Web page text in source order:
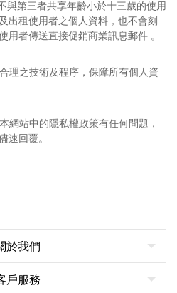
與第三者共享年齡小於十三歲的使用
出租使用者之個人資料，也不會刻
用者傳送直接促銷商業訊息郵件 。
理之技術及程序，保障所有個人資
網站中的隱私權政策有任何問題，
速回覆。
於我們
戶服務